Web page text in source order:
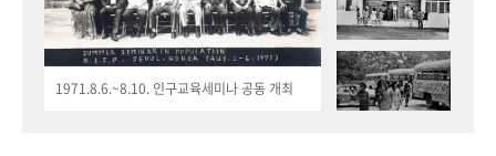
1971.8.6.~8.10. 인구교육세미나 공동 개최